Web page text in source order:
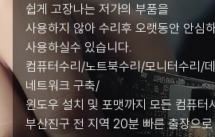
쉽게 고장나는 저가의 부품을
사용하지 않아 수리후 오랫동안 안심
사용하실수 있습니다.
컴퓨터수리/노트북수리/모니터수리/
네트워크 구축/
윈도우 설치 및 포맷까지 모든 컴퓨터
부산진구 전 지역 20분 빠른 출장으